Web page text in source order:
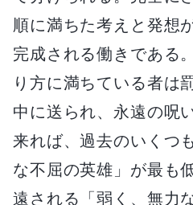
順に満ちた考えと発想
完成される働きである
り方に満ちている者は
中に送られ、永遠の呪
来れば、過去のいくつ
な不屈の英雄」が最も
遠される「弱く、無力